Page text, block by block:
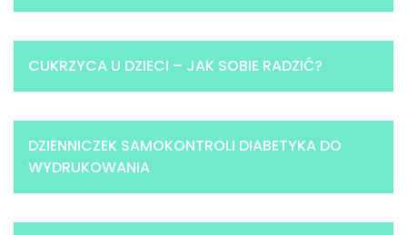
CUKRZYCA U DZIECI – JAK SOBIE RADZIĆ?
DZIENNICZEK SAMOKONTROLI DIABETYKA DO
WYDRUKOWANIA